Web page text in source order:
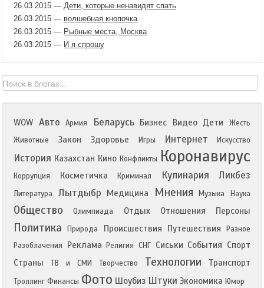
26.03.2015 — Дети, которые ненавидят спать
26.03.2015 — волшебная кнопочка
26.03.2015 — Рыбные места, Москва
26.03.2015 — И я спрошу
WOW Авто Армия Беларусь Бизнес Видео Дети
Жесть
Животные
Закон Здоровье Игры Интернет Искусство
История Казахстан Кино Конфликты Коронавирус
Коррупция Косметичка Криминал Кулинария Ликбез
Литература Лытдыбр Медицина Мнения Музыка Наука
Общество Олимпиада Отдых Отношения Персоны
Политика Природа Происшествия Путешествия
Разное
Разоблачения
Реклама Религия СНГ Сиськи События Спорт
Страны
ТВ и СМИ Творчество Технологии Транспорт
Троллинг Финансы Фото Шоубиз Штуки Экономика Юмор